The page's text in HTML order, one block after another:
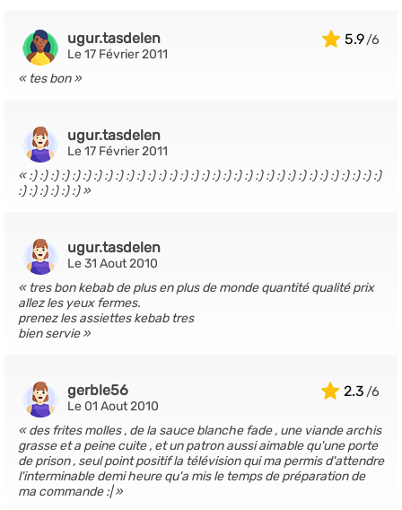
5.9
ugur.tasdelen
Le 17 Février 2011
tes bon
ugur.tasdelen
Le 17 Février 2011
:) :) :) :) :) :) :) :) :) :) :) :) :) :) :) :) :) :) :) :) :) :) :) :) :) :) :) :) :) :) :) :) :)
:) :) :) :) :) :)
ugur.tasdelen
Le 31 Aout 2010
tres bon kebab de plus en plus de monde quantité qualité prix
allez les yeux fermes.
prenez les assiettes kebab tres
bien servie
2.3
gerble56
Le 01 Aout 2010
des frites molles , de la sauce blanche fade , une viande archis
grasse et a peine cuite , et un patron aussi aimable qu'une porte
de prison , seul point positif la télévision qui ma permis d'attendre
l'interminable demi heure qu'a mis le temps de préparation de
ma commande :|